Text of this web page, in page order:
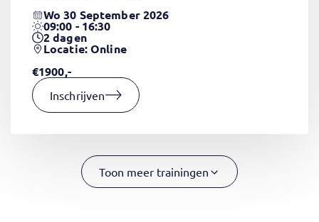
Wo 30 September 2026
09:00 - 16:30
2dagen
Locatie: Online
€1900,-
Inschrijven
Toon meer trainingen